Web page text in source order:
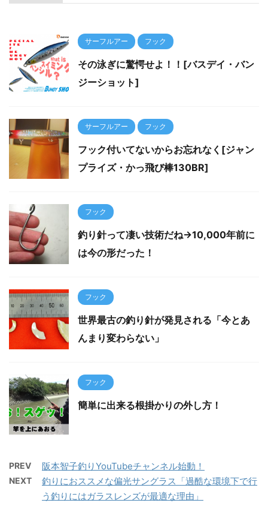
サーフルアー フック
その泳ぎに驚愕せよ！！[バスデイ・バン
ジーショット]
サーフルアー フック
フック付いてないからお忘れなく[ジャン
プライズ・かっ飛び棒130BR]
フック
釣り針って凄い技術だね→10,000年前に
は今の形だった！
フック
世界最古の釣り針が発見される「今とあ
んまり変わらない」
フック
簡単に出来る根掛かりの外し方！
PREV 阪本智子釣りYouTubeチャンネル始動！
NEXT
釣りにおススメな偏光サングラス「過酷な環境下で行
う釣りにはガラスレンズが最適な理由」